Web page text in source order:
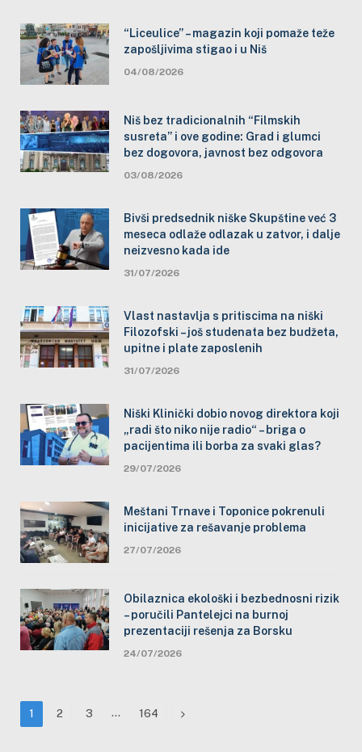
“Liceulice” – magazin koji pomaže teže
zapošljivima stigao i u Niš
04/08/2026
Niš bez tradicionalnih “Filmskih
susreta” i ove godine: Grad i glumci
bez dogovora, javnost bez odgovora
03/08/2026
Bivši predsednik niške Skupštine već 3
meseca odlaže odlazak u zatvor, i dalje
neizvesno kada ide
31/07/2026
Vlast nastavlja s pritiscima na niški
Filozofski – još studenata bez budžeta,
upitne i plate zaposlenih
31/07/2026
Niški Klinički dobio novog direktora koji
„radi što niko nije radio“ – briga o
pacijentima ili borba za svaki glas?
29/07/2026
Meštani Trnave i Toponice pokrenuli
inicijative za rešavanje problema
27/07/2026
Obilaznica ekološki i bezbednosni rizik
– poručili Pantelejci na burnoj
prezentaciji rešenja za Borsku
24/07/2026
1 2 3 … 164 Next